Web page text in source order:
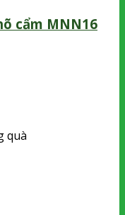
cẩm MNN16
quà